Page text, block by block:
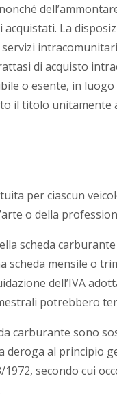
acquistati. La
di acquisto
o esente, in luogo
il titolo unitamente
per ciascun
o della
scheda
scheda mensile o
dell’IVA
potrebbero
carburante sono
deroga al principio
1972, secondo cui